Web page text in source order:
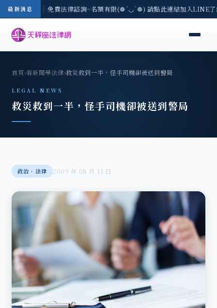
最新消息
-8/3(一) 現場免費法律諮詢~名額有限(❁´◡`❁) 請點此連結加入LINE
首頁›看新聞學法律›救災救到一半，怪手司機卻被送到警局
LEGAL NEWS
救災救到一半，怪手司機卻被送到警局
政治‧法律 2009 年 08 月 11 日